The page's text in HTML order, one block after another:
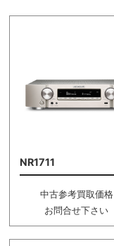
NR1711
中古参考買取価格
お問合せ下さい